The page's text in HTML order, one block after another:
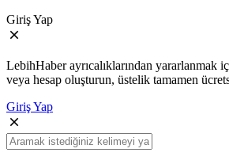
Giriş Yap
LebihHaber ayrıcalıklarından yararlanmak
veya hesap oluşturun, üstelik tamamen
Giriş Yap